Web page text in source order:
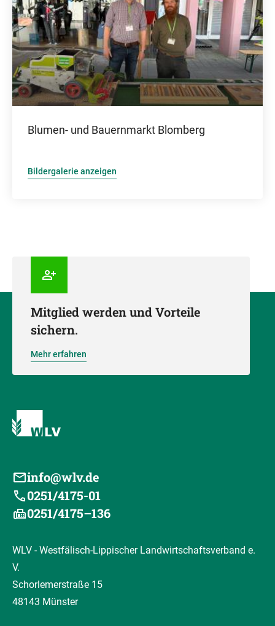
Blumen- und Bauernmarkt Blomberg
Bildergalerie anzeigen
Mitglied werden und Vorteile
sichern.
Mehr erfahren
info@wlv.de
0251/4175-01
0251/4175–136
WLV - Westfälisch-Lippischer Landwirtschaftsverband e.
V.
Schorlemerstraße 15
48143 Münster